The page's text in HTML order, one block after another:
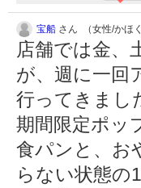
宝船 さん （女性/かほ
店舗では金、
が、週に一回
行ってきまし
期間限定ポッ
食パンと、お
らない状態の